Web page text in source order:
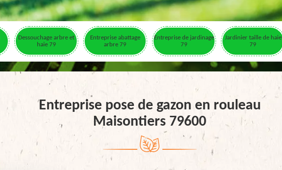
Dessouchage arbre et
haie 79
Entreprise abattage
arbre 79
Entreprise de jardinage
79
Jardinier taille de haie
79
Entreprise pose de gazon en rouleau
Maisontiers 79600